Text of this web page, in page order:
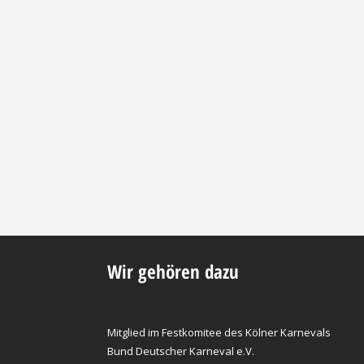
Wir gehören dazu
Mitglied im Festkomitee des Kölner Karnevals
Bund Deutscher Karneval e.V.